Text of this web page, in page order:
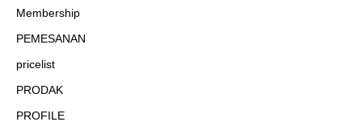
Membership
PEMESANAN
pricelist
PRODAK
PROFILE